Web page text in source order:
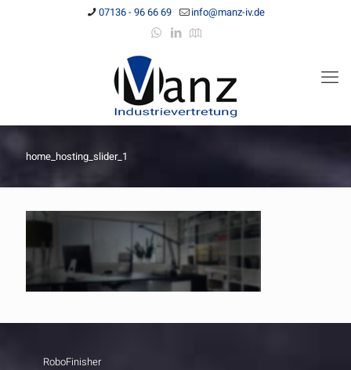
07136 - 96 66 69 info@manz-iv.de
home_hosting_slider_1
RoboFinisher